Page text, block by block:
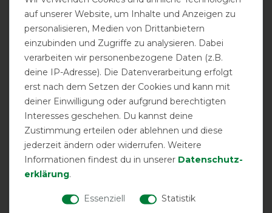
Waldhausen Safe-Gum
Eimer - silbergrau - 18
Stück
23,40 € *
für Kreuzbegurtung - 2er
Set - silber
auf unserer Website, um Inhalte und Anzeigen zu
personalisieren, Medien von Drittanbietern
einzubinden und Zugriffe zu analysieren. Dabei
verarbeiten wir personenbezogene Daten (z.B.
deine IP-Adresse). Die Datenverarbeitung erfolgt
erst nach dem Setzen der Cookies und kann mit
deiner Einwilligung oder aufgrund berechtigten
Interesses geschehen. Du kannst deine
Zustimmung erteilen oder ablehnen und diese
jederzeit ändern oder widerrufen. Weitere
Informationen findest du in unserer Daten­schutz­
erklärung.
Essenziell
Statistik